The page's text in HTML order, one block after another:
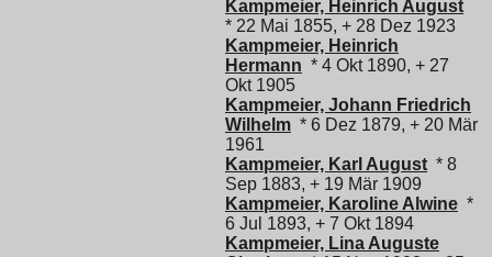
Kampmeier, Heinrich August
* 22 Mai 1855, + 28 Dez 1923
Kampmeier, Heinrich
Hermann * 4 Okt 1890, + 27
Okt 1905
Kampmeier, Johann Friedrich
Wilhelm * 6 Dez 1879, + 20 Mär
1961
Kampmeier, Karl August * 8
Sep 1883, + 19 Mär 1909
Kampmeier, Karoline Alwine *
6 Jul 1893, + 7 Okt 1894
Kampmeier, Lina Auguste